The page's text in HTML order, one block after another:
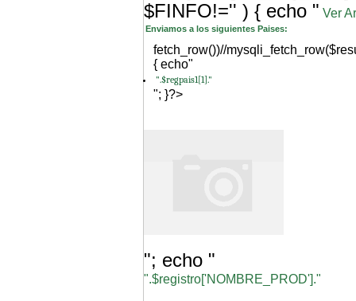
$FINFO!='' ) { echo " Ver
Enviamos a los siguientes Paises:
fetch_row())//
{ echo"
".$regpais1[1]."
"; }?>
"; echo "
".$registro['NOMBRE_PROD']."